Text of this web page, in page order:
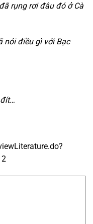
rụng rơi đâu đó ở Cà
nói điều gì với Bạc